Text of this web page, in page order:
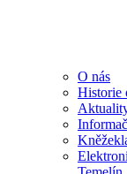
O nás
Historie